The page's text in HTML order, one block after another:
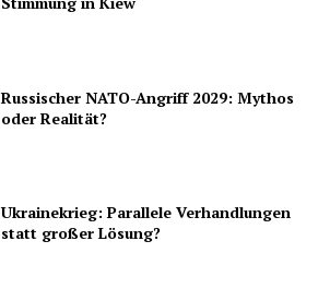
Russischer NATO-Angriff 2029: Mythos
oder Realität?
Ukrainekrieg: Parallele Verhandlungen
statt großer Lösung?